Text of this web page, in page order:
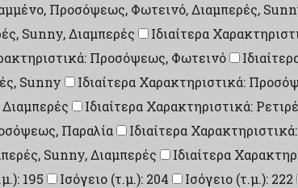
Προσόψεως, Φωτεινό, Διαμπερές,
Sunny, Διαμπερές
Ιδιαίτερα
Προσόψεως, Φωτεινό
Sunny
Ιδιαίτερα Χαρακτηριστικά:
Ιδιαίτερα Χαρακτηριστικά:
Παραλία Ιδιαίτερα
Sunny, Διαμπερές
Ιδιαίτερα
195 Ισόγειο (τ.μ.): 204 Ισόγειο (τ.μ.): 222